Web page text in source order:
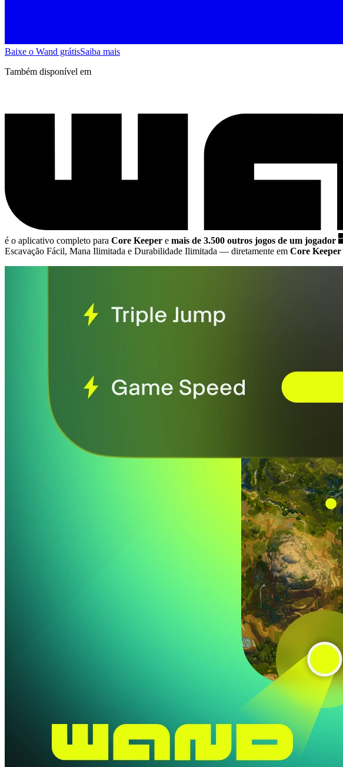
Baixe o Wand grátisSaiba mais
Também disponível em
é o aplicativo completo para Core Keeper e mais de 3.500 outros jogos de um jogador
Escavação Fácil, Mana Ilimitada e Durabilidade Ilimitada — diretamente em Core Keeper